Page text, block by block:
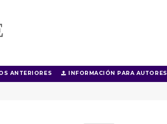
ANTERIORES INFORMACIÓN PARA AUTORES